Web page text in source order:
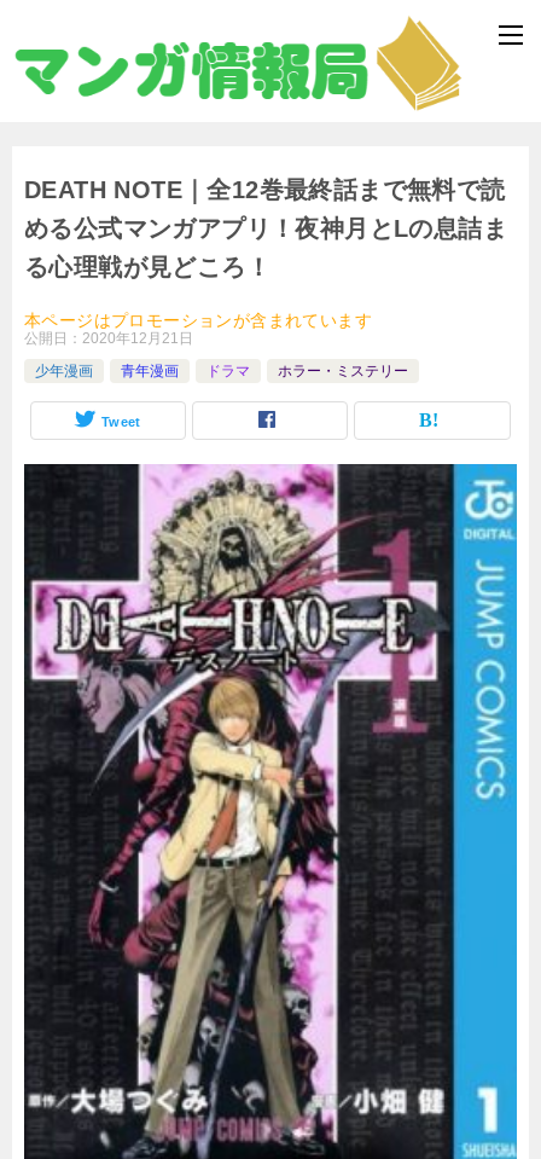
DEATH NOTE｜全12巻最終話まで無料で読
める公式マンガアプリ！夜神月とLの息詰ま
る心理戦が見どころ！
本ページはプロモーションが含まれています
公開日： 2020年12月21日
少年漫画
青年漫画 ドラマ ホラー・ミステリー
Tweet